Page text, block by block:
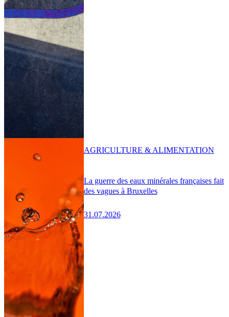
La guerre des eaux minérales françaises fait
des vagues à Bruxelles
31.07.2026
AGRICULTURE & ALIMENTATION